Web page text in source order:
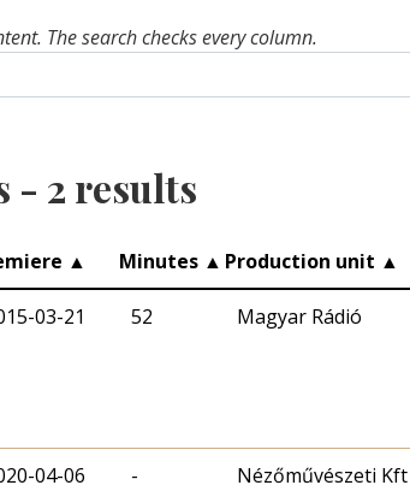
The search checks every column.
- 2 results
▲ Minutes ▲ Production unit ▲
03-21 52 Magyar Rádió
04-06 - Nézőművészeti Kft